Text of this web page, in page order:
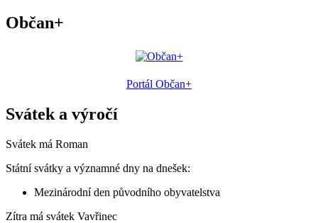
Občan+
Portál Občan+
Svátek a výročí
Svátek má Roman
Státní svátky a významné dny na dnešek:
Mezinárodní den původního obyvatelstva
Zítra má svátek Vavřinec